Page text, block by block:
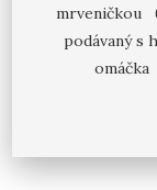
mrveničkou
podávaný s